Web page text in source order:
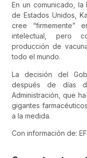
En un comunicado,
de Estados Unidos,
cree “firmemente”
intelectual, pero
producción de
todo el mundo.
La decisión del
después de días
Administración, que
gigantes
a la medida.
Con información de: